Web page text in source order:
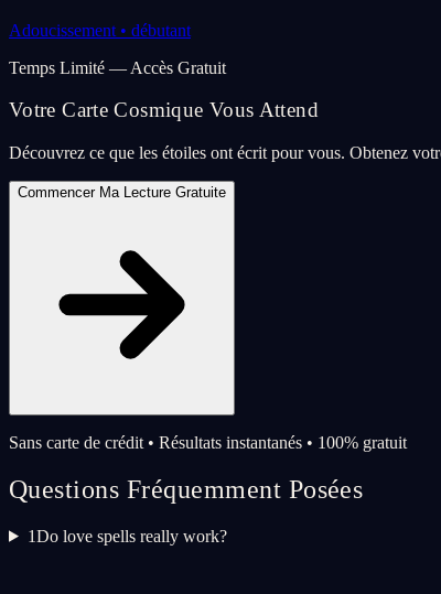
Adoucissement • débutant
Temps Limité — Accès Gratuit
Votre Carte Cosmique Vous Attend
Découvrez ce que les étoiles ont écrit pour vous. Obtenez
Commencer Ma Lecture Gratuite
Sans carte de crédit • Résultats instantanés • 100% gratuit
Questions Fréquemment Posées
1Do love spells really work?